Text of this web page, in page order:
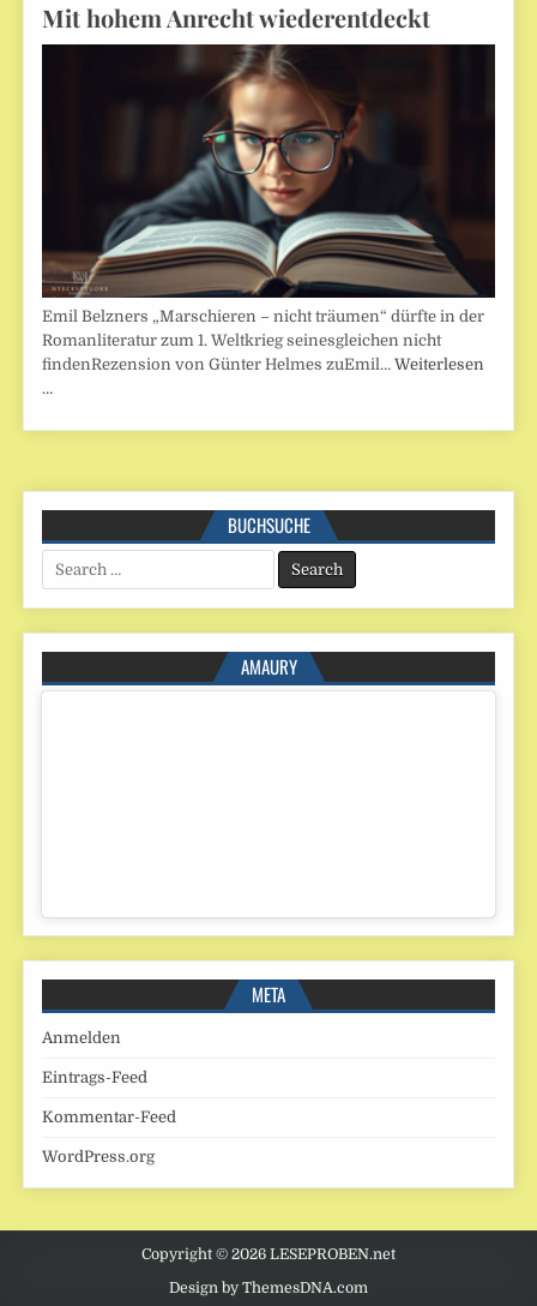
Mit hohem Anrecht wiederentdeckt
Emil Belzners „Marschieren – nicht träumen“ dürfte in der
Romanliteratur zum 1. Weltkrieg seinesgleichen nicht
findenRezension von Günter Helmes zuEmil…Weiterlesen
…
BUCHSUCHE
Search
for:
AMAURY
META
Anmelden
Eintrags-Feed
Kommentar-Feed
WordPress.org
Copyright © 2026 LESEPROBEN.net
Design by ThemesDNA.com